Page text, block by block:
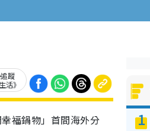
蹤
活》
福鍋物」首間海外分
1